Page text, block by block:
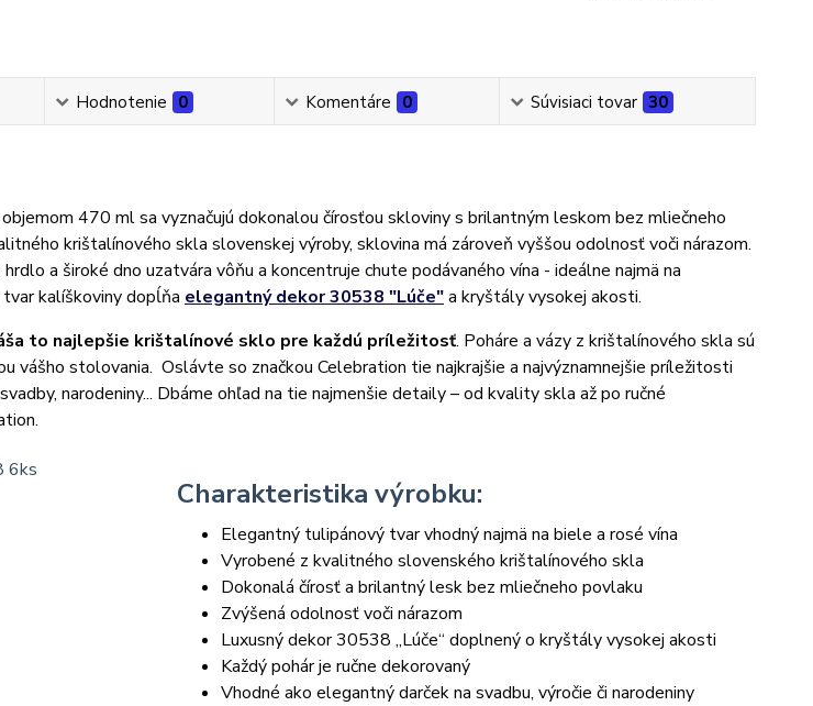
Hodnotenie 0 Komentáre 0 Súvisiaci tovar 30
470 ml sa vyznačujú dokonalou čírosťou skloviny s brilantným leskom bez mliečneho
krištalínového skla slovenskej výroby, sklovina má zároveň vyššou odolnosť voči nárazom.
a široké dno uzatvára vôňu a koncentruje chute podávaného vína - ideálne najmä na
tvar kalíškoviny dopĺňa elegantný dekor 30538 "Lúče"a kryštály vysokej akosti.
to najlepšie krištalínové sklo pre každú príležitosť. Poháre a vázy z krištalínového skla sú
vášho stolovania. Oslávte so značkou Celebration tie najkrajšie a najvýznamnejšie príležitosti
narodeniny... Dbáme ohľad na tie najmenšie detaily – od kvality skla až po ručné
Charakteristika výrobku:
Elegantný tulipánový tvar vhodný najmä na biele a rosé vína
Vyrobené z kvalitného slovenského krištalínového skla
Dokonalá čírosť a brilantný lesk bez mliečneho povlaku
Zvýšená odolnosť voči nárazom
Luxusný dekor 30538 „Lúče“ doplnený o kryštály vysokej akosti
Každý pohár je ručne dekorovaný
Vhodné ako elegantný darček na svadbu, výročie či narodeniny